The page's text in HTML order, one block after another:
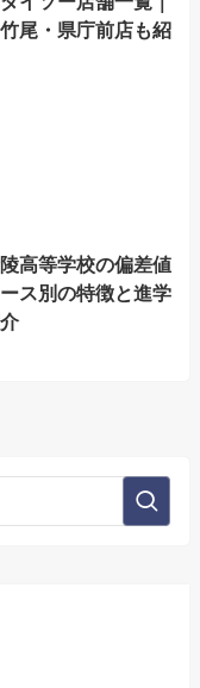
尾・県庁前店も紹
高等学校の偏差値
ス別の特徴と進学